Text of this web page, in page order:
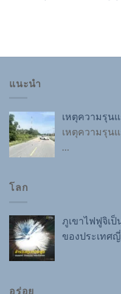
แนะนำ
เหตุความรุน
เหตุความรุน
…
โลก
ภูเขาไฟฟูจิเ
ของประเทศญี่
อร่อย